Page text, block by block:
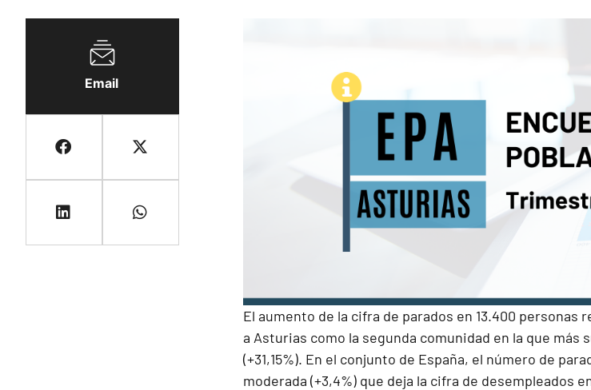
Email
El aumento de la cifra de parados en 13.400
a Asturias como la segunda comunidad en la que
(+31,15%). En el conjunto de España, el número de
moderada (+3,4%) que deja la cifra de desempleados